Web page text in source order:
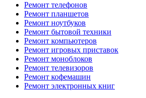
Ремонт телефонов
Ремонт планшетов
Ремонт ноутбуков
Ремонт бытовой техники
Ремонт компьютеров
Ремонт игровых приставок
Ремонт моноблоков
Ремонт телевизоров
Ремонт кофемашин
Ремонт электронных книг